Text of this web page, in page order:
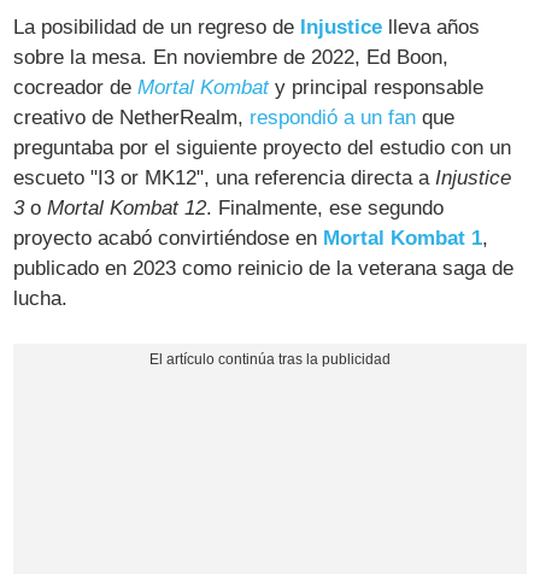
La posibilidad de un regreso de Injustice lleva años
sobre la mesa. En noviembre de 2022, Ed Boon,
cocreador deMortal Kombaty principal responsable
creativo de NetherRealm, respondió a un fan que
preguntaba por el siguiente proyecto del estudio con un
escueto "I3 or MK12", una referencia directa aInjustice
3oMortal Kombat 12. Finalmente, ese segundo
proyecto acabó convirtiéndose en Mortal Kombat 1,
publicado en 2023 como reinicio de la veterana saga de
lucha.